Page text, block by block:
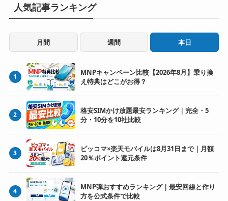
人気記事ランキング
月間 週間 本日
1
MNPキャンペーン比較【2026年8月】乗り換
え特典はどこがお得？
2
格安SIMかけ放題最安ランキング｜完全・5
分・10分を10社比較
3
ピッコマ×楽天モバイルは8月31日まで｜月額
20％ポイント還元条件
4
MNP弾おすすめランキング｜最安回線と作り
方を公式条件で比較